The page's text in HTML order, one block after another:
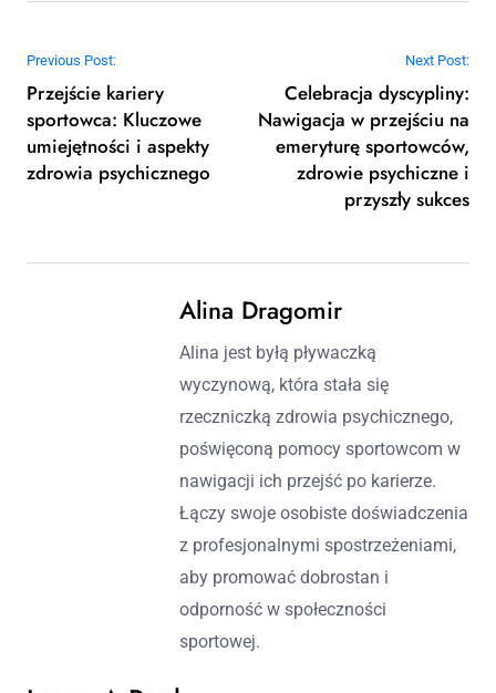
Post navigation
Previous Post:
Przejście kariery
sportowca: Kluczowe
umiejętności i aspekty
zdrowia psychicznego
Next Post:
Celebracja dyscypliny:
Nawigacja w przejściu na
emeryturę sportowców,
zdrowie psychiczne i
przyszły sukces
Alina Dragomir
Alina jest byłą pływaczką
wyczynową, która stała się
rzeczniczką zdrowia psychicznego,
poświęconą pomocy sportowcom w
nawigacji ich przejść po karierze.
Łączy swoje osobiste doświadczenia
z profesjonalnymi spostrzeżeniami,
aby promować dobrostan i
odporność w społeczności
sportowej.